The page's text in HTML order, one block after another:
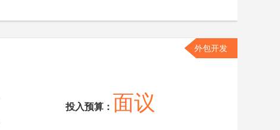
投入预算： 面议
外包开发